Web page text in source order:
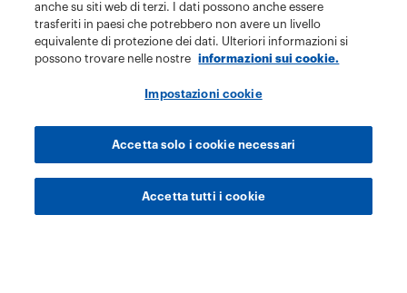
anche su siti web di terzi. I dati possono anche essere
trasferiti in paesi che potrebbero non avere un livello
equivalente di protezione dei dati. Ulteriori informazioni si
possono trovare nelle nostre
informazioni sui cookie.
Impostazioni cookie
Accetta solo i cookie necessari
Accetta tutti i cookie